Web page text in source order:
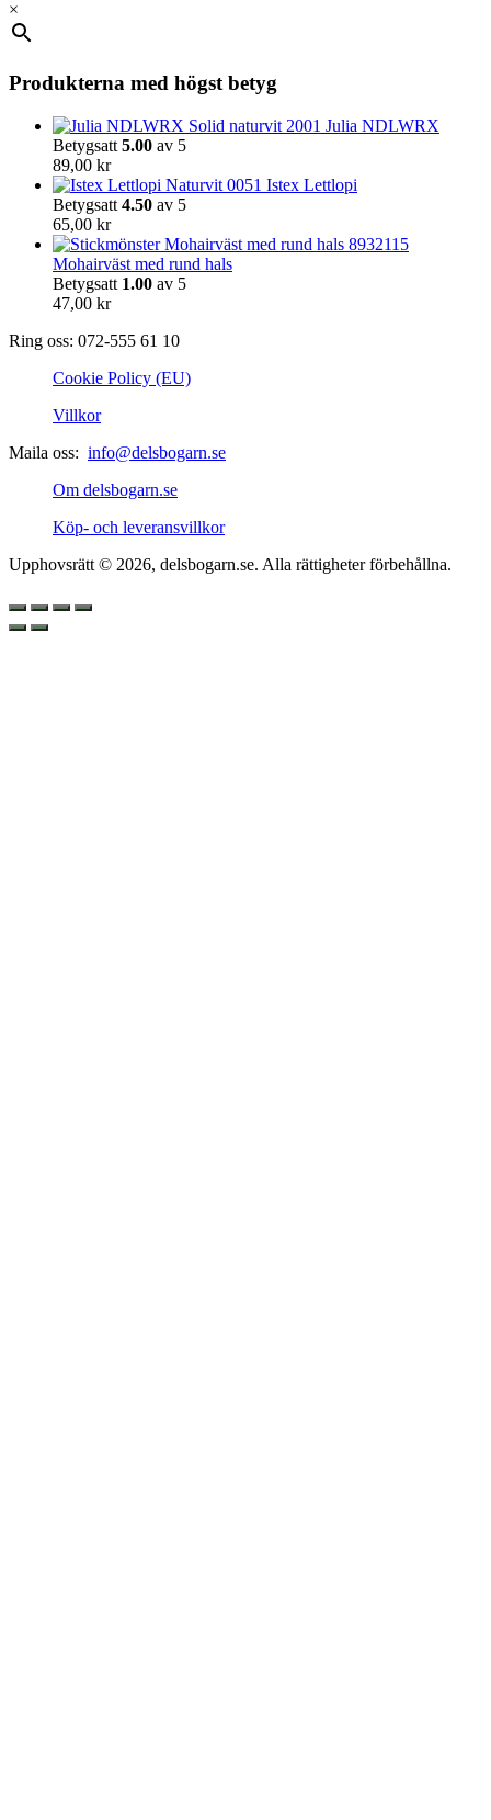
kan
på
produktsidan
×
Produkterna med högst betyg
Julia NDLWRX
Betygsatt 5.00 av 5
89,00 kr
Istex Lettlopi
Betygsatt 4.50 av 5
65,00 kr
Mohairväst med rund hals
Betygsatt 1.00 av 5
47,00 kr
Ring oss: 072-555 61 10
Cookie Policy (EU)
Villkor
Maila oss: info@delsbogarn.se
Om delsbogarn.se
Köp- och leveransvillkor
Upphovsrätt © 2026, delsbogarn.se. Alla rättigheter förbehållna.